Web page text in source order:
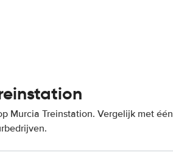
Murcia Treinstation. Vergelijk met één